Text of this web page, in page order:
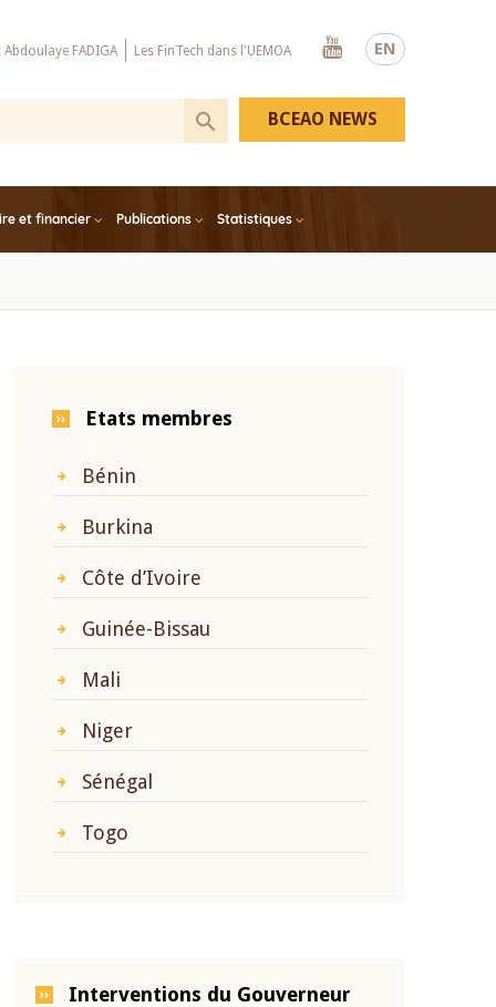
EN
Abdoulaye FADIGA Les FinTech dans l'UEMOA
Youtube
et financier Publications Statistiques
BCEAO NEWS
Etats membres
Bénin
Burkina
Côte d’Ivoire
Guinée-Bissau
Mali
Niger
Sénégal
Togo
Interventions du Gouverneur